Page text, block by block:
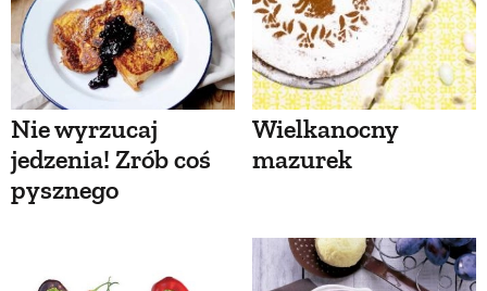
Nie wyrzucaj
jedzenia! Zrób coś
pysznego
Wielkanocny
mazurek